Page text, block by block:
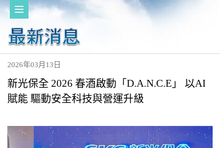
2026年03月13日
新光保全 2026 春酒啟動「D.A.N.C.E」 以AI
賦能 驅動安全科技與營運升級